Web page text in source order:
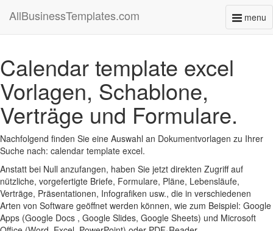
menu
AllBusinessTemplates.com
Calendar template excel
Vorlagen, Schablone,
Verträge und Formulare.
Nachfolgend finden Sie eine Auswahl an Dokumentvorlagen zu Ihrer
Suche nach: calendar template excel.
Anstatt bei Null anzufangen, haben Sie jetzt direkten Zugriff auf
nützliche, vorgefertigte Briefe, Formulare, Pläne, Lebensläufe,
Verträge, Präsentationen, Infografiken usw., die in verschiedenen
Arten von Software geöffnet werden können, wie zum Beispiel: Google
Apps (Google Docs , Google Slides, Google Sheets) und Microsoft